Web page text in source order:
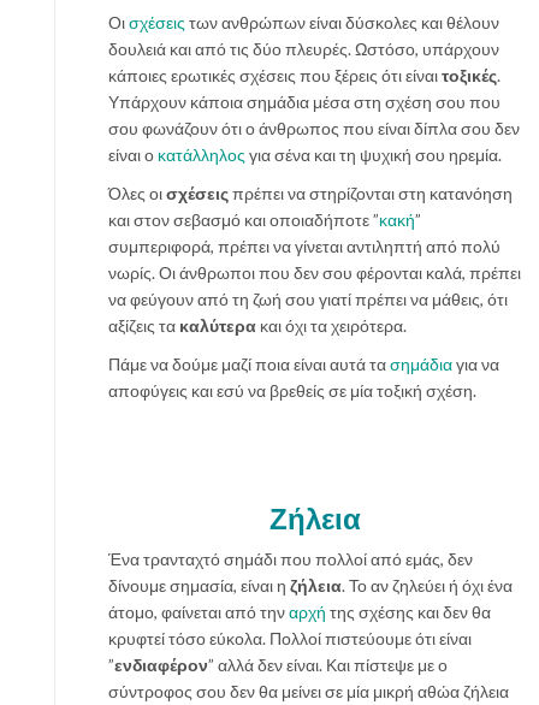
Οισχέσεις των ανθρώπων είναι δύσκολες και θέλουν
δουλειά και από τις δύο πλευρές. Ωστόσο, υπάρχουν
κάποιες ερωτικές σχέσεις που ξέρεις ότι είναιτοξικές.
Υπάρχουν κάποια σημάδια μέσα στη σχέση σου που
σου φωνάζουν ότι ο άνθρωπος που είναι δίπλα σου δεν
είναι ο κατάλληλος για σένα και τη ψυχική σου ηρεμία.
Όλες οισχέσειςπρέπει να στηρίζονται στη κατανόηση
και στον σεβασμό και οποιαδήποτε ”κακή”
συμπεριφορά, πρέπει να γίνεται αντιληπτή από πολύ
νωρίς. Οι άνθρωποι που δεν σου φέρονται καλά, πρέπει
να φεύγουν από τη ζωή σου γιατί πρέπει να μάθεις, ότι
αξίζεις τα καλύτερα και όχι τα χειρότερα.
Πάμε να δούμε μαζί ποια είναι αυτά τασημάδιαγια να
αποφύγεις και εσύ να βρεθείς σε μία τοξική σχέση.
Ζήλεια
Ένα τρανταχτό σημάδι που πολλοί από εμάς, δεν
δίνουμε σημασία, είναι η ζήλεια. Το αν ζηλεύει ή όχι ένα
άτομο, φαίνεται από τηναρχή της σχέσης και δεν θα
κρυφτεί τόσο εύκολα. Πολλοί πιστεύουμε ότι είναι
”ενδιαφέρον” αλλά δεν είναι. Και πίστεψε με ο
σύντροφος σου δεν θα μείνει σε μία μικρή αθώα ζήλεια